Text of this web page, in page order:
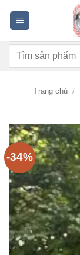
dung
Tìm
Trang chủ /
-34%